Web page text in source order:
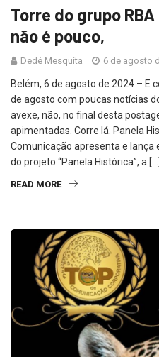
Torre do grupo
não é pouco,
Dedé Mesquita 6 de agosto
Belém, 6 de agosto de 2024 – E
de agosto com poucas notícias
avexe, não, no final desta
apimentadas. Corre lá. Panela
Comunicação apresenta e
do projeto “Panela Histórica”, a […]
READ MORE